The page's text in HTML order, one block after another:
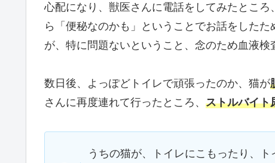
心配になり、獣医さんに電話をしてみたとこ
ら「便秘なのかも」ということでお話をした
が、特に問題ないということ、念のため血液検
数日後、よっぽどトイレで頑張ったのか、猫が
さんに再度連れて行ったところ、 ストルバイト
うちの猫が、トイレにこもったり、